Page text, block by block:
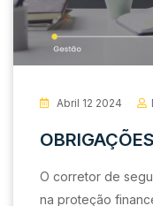
Abril 12 2024
O corretor de
na proteção